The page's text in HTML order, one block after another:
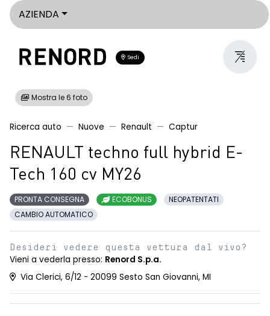
AZIENDA
Sedi
Mostra le 6 foto
Ricerca auto Nuove Renault Captur
RENAULT techno full hybrid E-
Tech 160 cv MY26
PRONTA CONSEGNA ECOBONUS
NEOPATENTATI
CAMBIO AUTOMATICO
Desideri vedere questa vettura dal vivo?
Vieni a vederla presso: Renord S.p.a.
Via Clerici, 6/12 - 20099 Sesto San Giovanni, MI